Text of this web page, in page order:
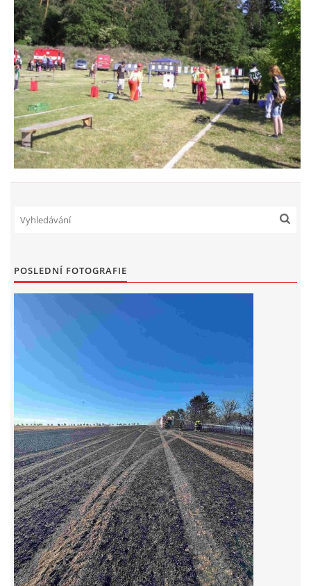
POSLEDNÍ FOTOGRAFIE